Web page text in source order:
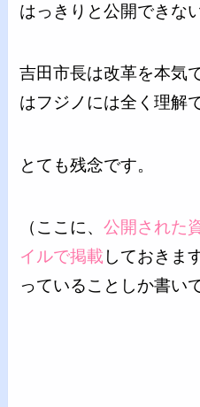
はっきりと公開できな
吉田市長は改革を本気
はフジノには全く理解
とても残念です。
（ここに、公開された
イルで掲載 しておきま
っていることしか書い